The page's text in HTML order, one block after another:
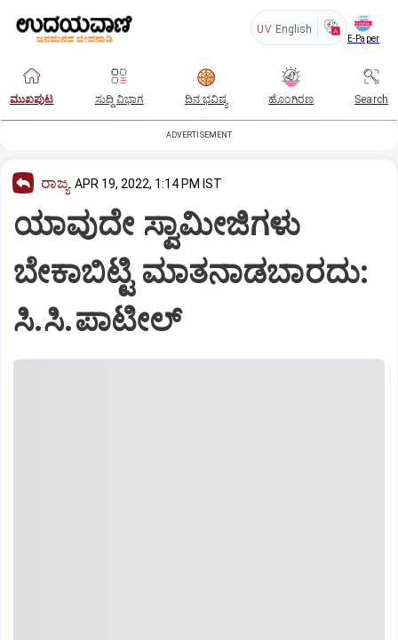
UV English
E-Paper
ಮುಖಪುಟ ಸುದ್ದಿ ವಿಭಾಗ ದಿನ ಭವಿಷ್ಯ ಹೊಂಗಿರಣ Search
ADVERTISEMENT
ರಾಜ್ಯ APR 19, 2022, 1:14 PM IST
ಯಾವುದೇ ಸ್ವಾಮೀಜಿಗಳು
ಬೇಕಾಬಿಟ್ಟಿ ಮಾತನಾಡಬಾರದು:
ಸಿ.ಸಿ.ಪಾಟೀಲ್